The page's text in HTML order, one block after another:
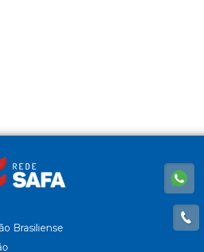
Brasiliense